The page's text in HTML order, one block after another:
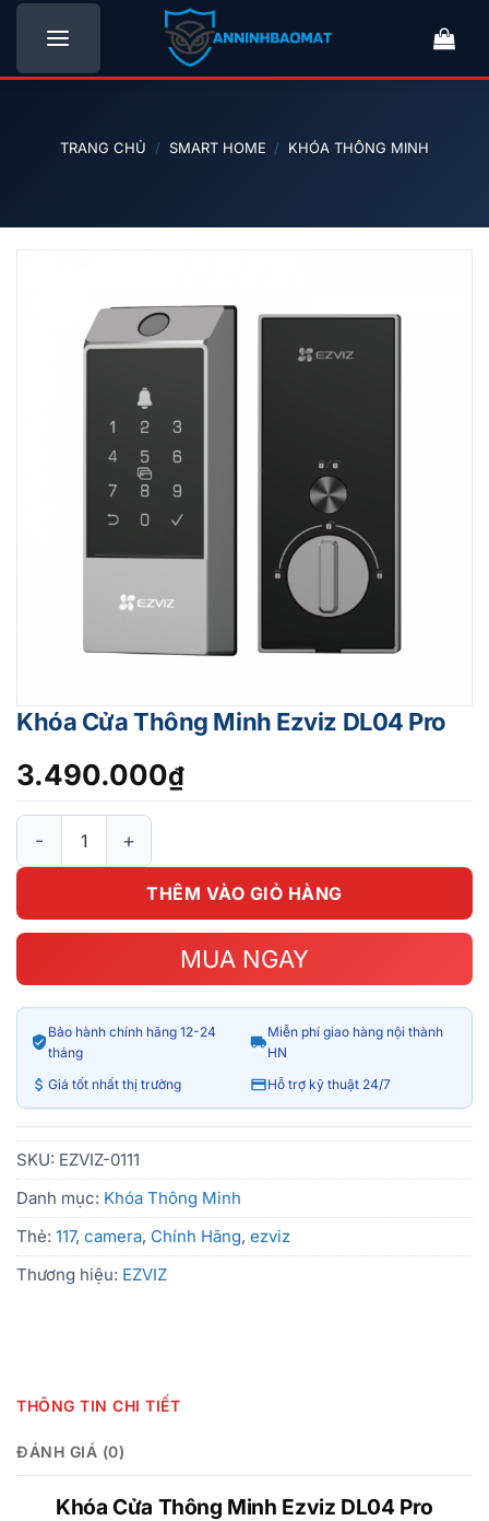
Bỏ
nội
TRANG CHỦ / SMART HOME / KHÓA THÔNG MINH
Khóa Cửa Thông Minh Ezviz DL04 Pro
3.490.000₫
THÊM VÀO GIỎ HÀNG
MUA NGAY
Bảo hành chính hãng 12-24
tháng
Miễn phí giao hàng nội thành
HN
Giá tốt nhất thị trường
Hỗ trợ kỹ thuật 24/7
SKU: EZVIZ-0111
Danh mục: Khóa Thông Minh
Thẻ: 117, camera, Chính Hãng, ezviz
Thương hiệu: EZVIZ
THÔNG TIN CHI TIẾT
ĐÁNH GIÁ (0)
Khóa Cửa Thông Minh Ezviz DL04 Pro